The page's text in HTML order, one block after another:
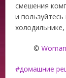
смешения
и
©
домашние